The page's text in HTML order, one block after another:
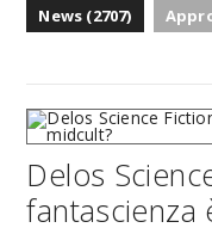
News (2707)
Delos
fantascienza